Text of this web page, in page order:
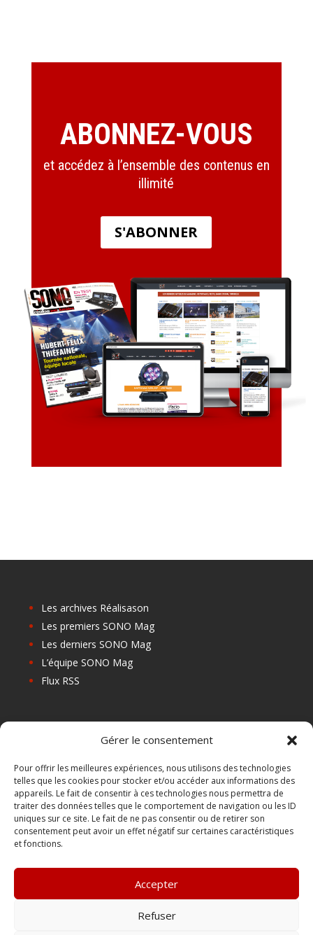
Gérer le consentement
Pour offrir les meilleures expériences, nous utilisons des technologies
telles que les cookies pour stocker et/ou accéder aux informations des
appareils. Le fait de consentir à ces technologies nous permettra de
traiter des données telles que le comportement de navigation ou les ID
uniques sur ce site. Le fait de ne pas consentir ou de retirer son
consentement peut avoir un effet négatif sur certaines caractéristiques
et fonctions.
Accepter
Refuser
ABONNEZ-VOUS
et accédez à l’ensemble des contenus en
illimité
S'ABONNER
Les archives Réalisason
Les premiers SONO Mag
Les derniers SONO Mag
L’équipe SONO Mag
Flux RSS
Les Centres de Formation
Les Points Relais
Localiser Point Relais
Mon Compte
FAQ
Contact
Conditions Générales de Vente